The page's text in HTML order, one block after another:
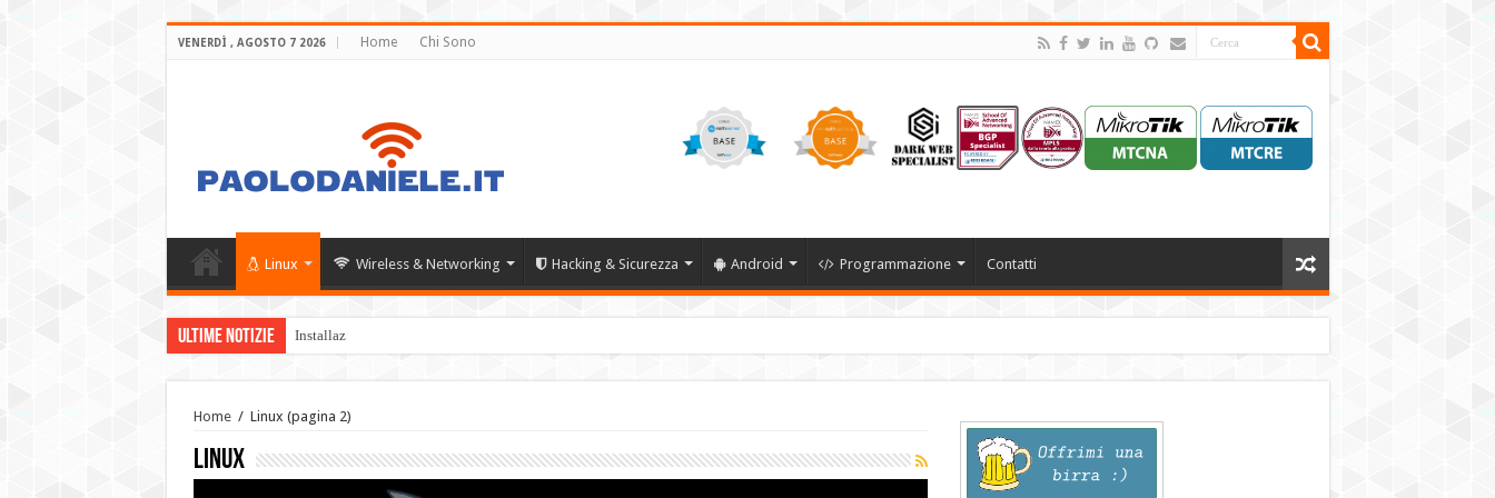
VENERDÌ , AGOSTO 7 2026 Home Chi Sono
Linux Wireless & Networking Hacking & Sicurezza Android Programmazione Contatti
Ultime Notizie Installazione Windows Server 2022 HP
Home / Linux (pagina 2)
Linux